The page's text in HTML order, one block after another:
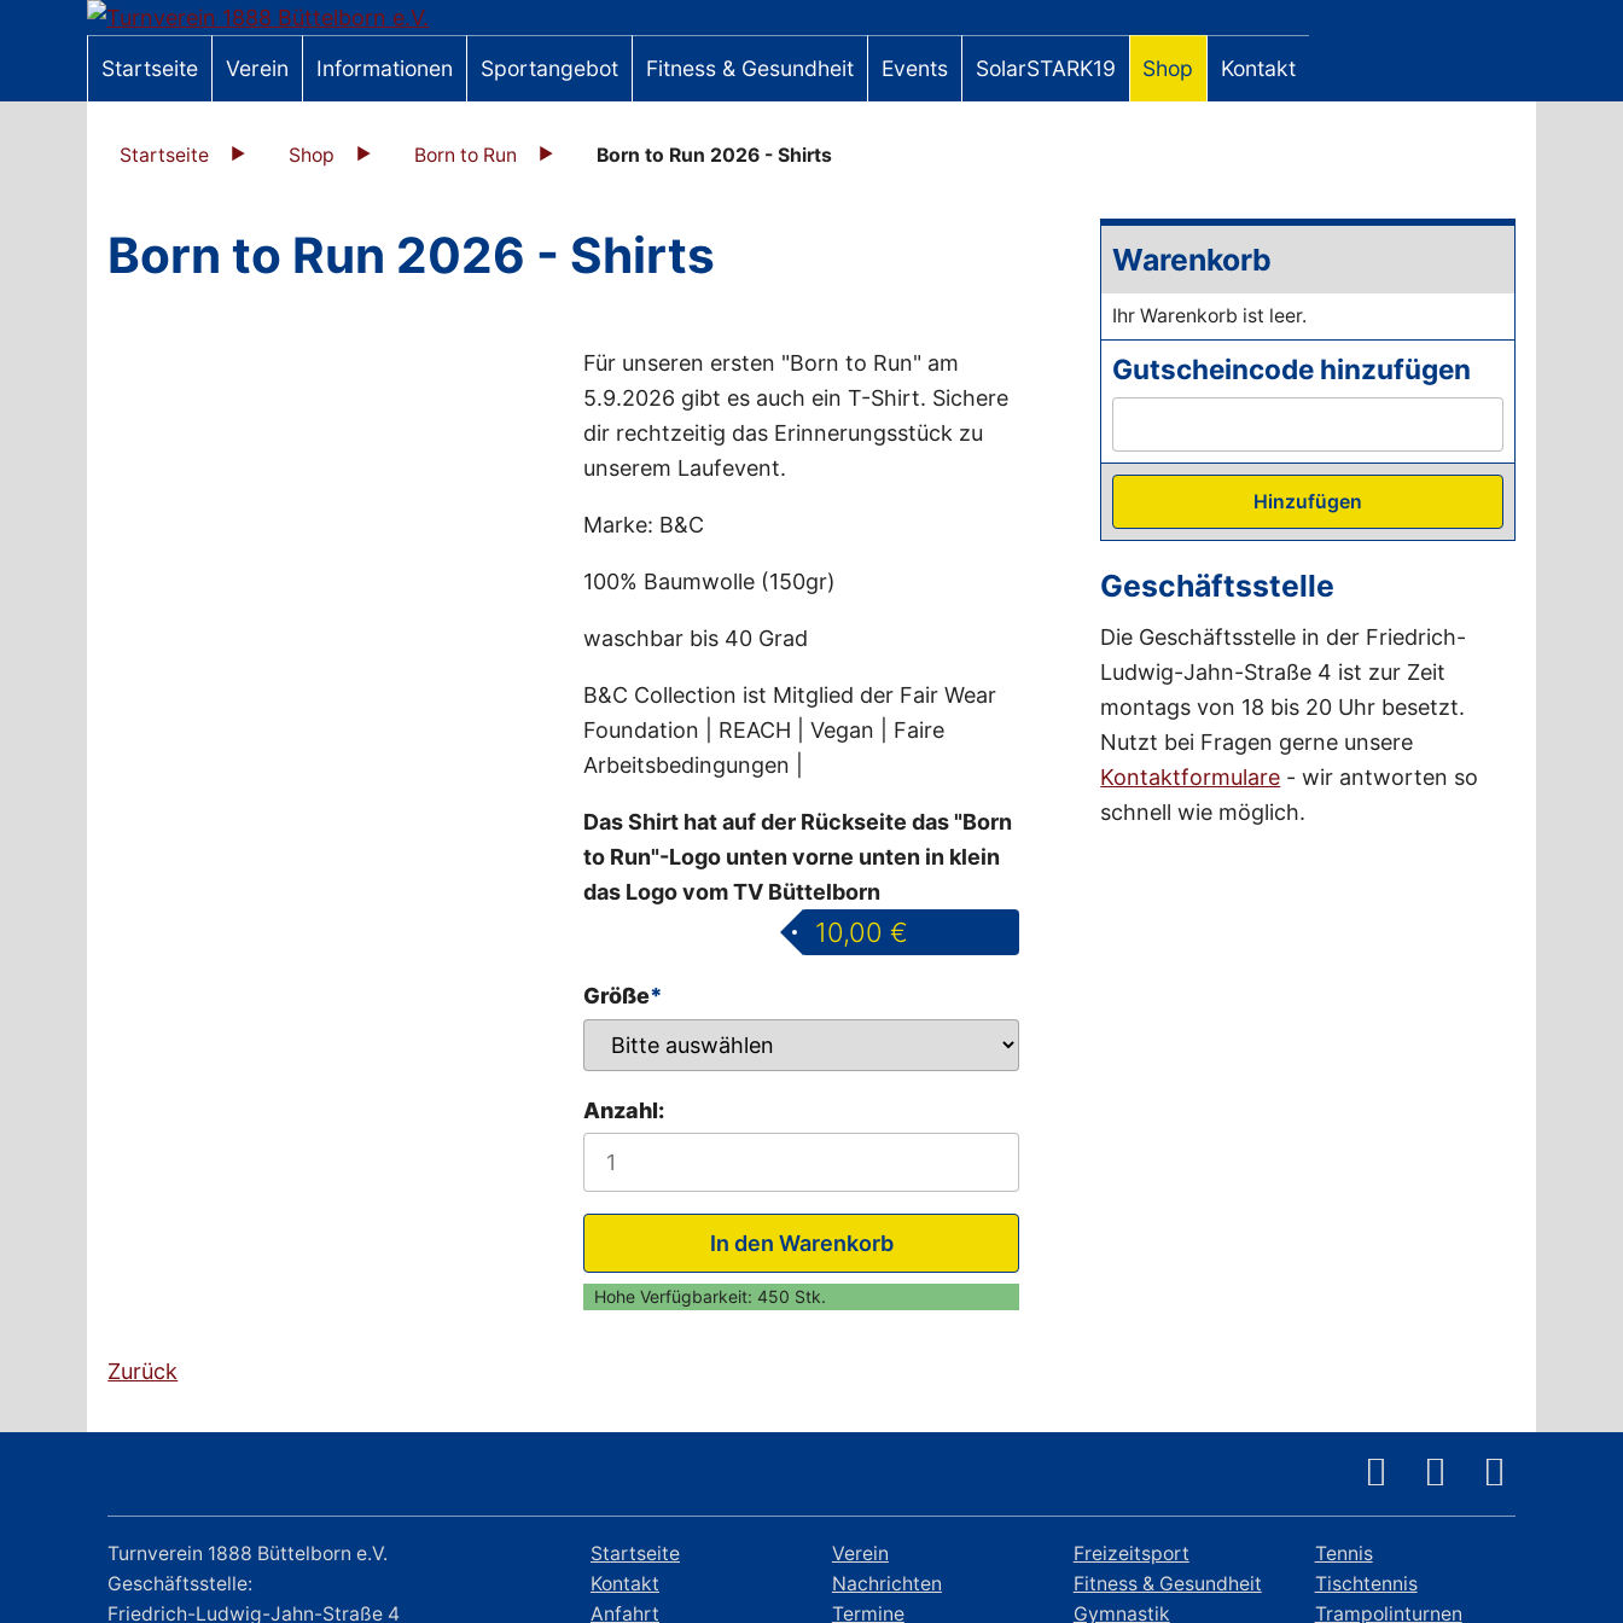
Startseite Verein Informationen Sportangebot Fitness & Gesundheit Events SolarSTARK19 Shop Kontakt
Startseite Shop Born to Run Born to Run 2026 - Shirts
Born to Run 2026 - Shirts
Für unseren ersten "Born to Run" am
5.9.2026 gibt es auch ein T-Shirt. Sichere
dir rechtzeitig das Erinnerungsstück zu
unserem Laufevent.
Marke: B&C
100% Baumwolle (150gr)
waschbar bis 40 Grad
B&C Collection ist Mitglied der Fair Wear
Foundation | REACH | Vegan | Faire
Arbeitsbedingungen |
Das Shirt hat auf der Rückseite das "Born
to Run"-Logo unten vorne unten in klein
das Logo vom TV Büttelborn
10,00 €
Größe*
Anzahl:
Hohe Verfügbarkeit: 450 Stk.
Zurück
Warenkorb
Ihr Warenkorb ist leer.
Gutscheincode hinzufügen
Geschäftsstelle
Die Geschäftsstelle in der Friedrich-
Ludwig-Jahn-Straße 4 ist zur Zeit
montags von 18 bis 20 Uhr besetzt.
Nutzt bei Fragen gerne unsere
Kontaktformulare - wir antworten so
schnell wie möglich.
Turnverein 1888 Büttelborn e.V.
Geschäftsstelle:
Friedrich-Ludwig-Jahn-Straße 4
Startseite
Kontakt
Anfahrt
Verein
Nachrichten
Termine
Freizeitsport
Fitness & Gesundheit
Gymnastik
Tennis
Tischtennis
Trampolinturnen